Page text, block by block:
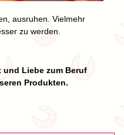
ausruhen. Vielmehr
zu werden.
und Liebe zum Beruf
Produkten.